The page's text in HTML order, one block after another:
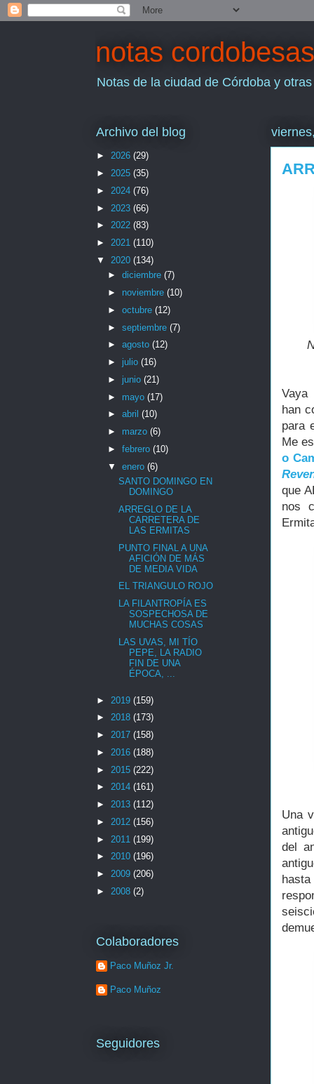
notas cordobesas
Notas de la ciudad de Córdoba y
Vaya
han
para
Me
o
que
nos
Una
del
Archivo del blog
► 2026 (29)
► 2025 (35)
► 2024 (76)
► 2023 (66)
► 2022 (83)
► 2021 (110)
▼ 2020 (134)
► diciembre (7)
► noviembre (10)
► octubre (12)
► septiembre (7)
► agosto (12)
► julio (16)
► junio (21)
► mayo (17)
► abril (10)
► marzo (6)
► febrero (10)
▼ enero (6)
SANTO DOMINGO EN
DOMINGO
ARREGLO DE LA
CARRETERA DE
LAS ERMITAS
PUNTO FINAL A UNA
AFICIÓN DE MÁS
DE MEDIA VIDA
EL TRIANGULO ROJO
LA FILANTROPÍA ES
SOSPECHOSA DE
MUCHAS COSAS
LAS UVAS, MI TÍO
PEPE, LA RADIO
FIN DE UNA
ÉPOCA, ...
► 2019 (159)
► 2018 (173)
► 2017 (158)
► 2016 (188)
► 2015 (222)
► 2014 (161)
► 2013 (112)
► 2012 (156)
► 2011 (199)
► 2010 (196)
► 2009 (206)
► 2008 (2)
Colaboradores
Paco Muñoz Jr.
Paco Muñoz
Seguidores